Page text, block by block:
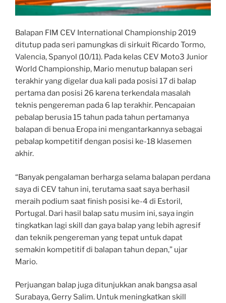
Balapan FIM CEV International Championship 2019
ditutup pada seri pamungkas di sirkuit Ricardo Tormo,
Valencia, Spanyol (10/11). Pada kelas CEV Moto3 Junior
World Championship, Mario menutup balapan seri
terakhir yang digelar dua kali pada posisi 17 di balap
pertama dan posisi 26 karena terkendala masalah
teknis pengereman pada 6 lap terakhir. Pencapaian
pebalap berusia 15 tahun pada tahun pertamanya
balapan di benua Eropa ini mengantarkannya sebagai
pebalap kompetitif dengan posisi ke-18 klasemen
akhir.
“Banyak pengalaman berharga selama balapan perdana
saya di CEV tahun ini, terutama saat saya berhasil
meraih podium saat finish posisi ke-4 di Estoril,
Portugal. Dari hasil balap satu musim ini, saya ingin
tingkatkan lagi skill dan gaya balap yang lebih agresif
dan teknik pengereman yang tepat untuk dapat
semakin kompetitif di balapan tahun depan,” ujar
Mario.
Perjuangan balap juga ditunjukkan anak bangsa asal
Surabaya, Gerry Salim. Untuk meningkatkan skill